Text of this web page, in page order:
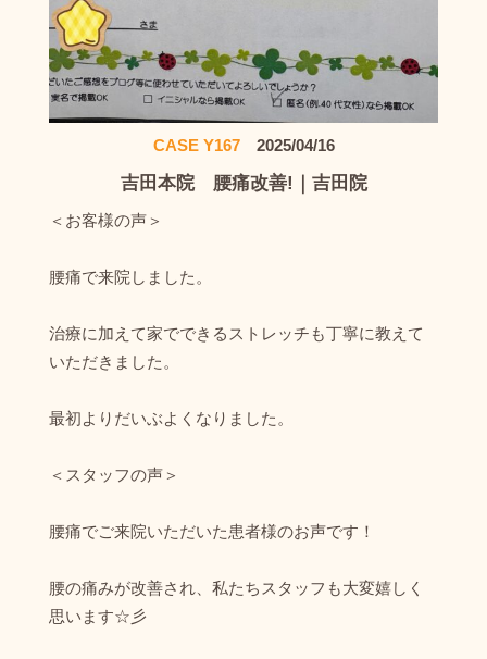
CASE Y167 2025/04/16
吉田本院 腰痛改善!｜吉田院
＜お客様の声＞
腰痛で来院しました。
治療に加えて家でできるストレッチも丁寧に教えて
いただきました。
最初よりだいぶよくなりました。
＜スタッフの声＞
腰痛でご来院いただいた患者様のお声です！
腰の痛みが改善され、私たちスタッフも大変嬉しく
思います☆彡